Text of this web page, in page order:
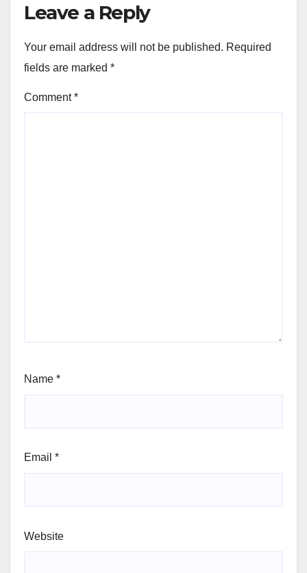
Leave a Reply
Your email address will not be published. Required
fields are marked *
Comment*
Name *
Email *
Website